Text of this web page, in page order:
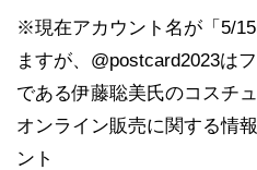
※現在アカウント名が「5/
ますが、@postcard2023は
である伊藤聡美氏のコスチ
オンライン販売に関する情
ント